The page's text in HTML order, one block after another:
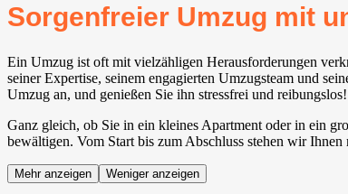
Sorgenfreier Umzug mit
Ein Umzug ist oft mit vielzähligen Herausforderungen
seiner Expertise, seinem engagierten Umzugsteam und
Umzug an, und genießen Sie ihn stressfrei und reibungslos!
Ganz gleich, ob Sie in ein kleines Apartment oder in ein
bewältigen. Vom Start bis zum Abschluss stehen wir
Mehr anzeigen Weniger anzeigen